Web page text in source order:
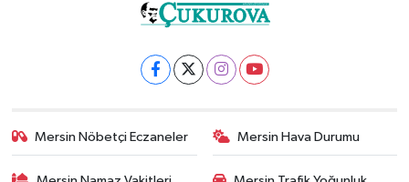
Mersin Nöbetçi Eczaneler Mersin Hava Durumu